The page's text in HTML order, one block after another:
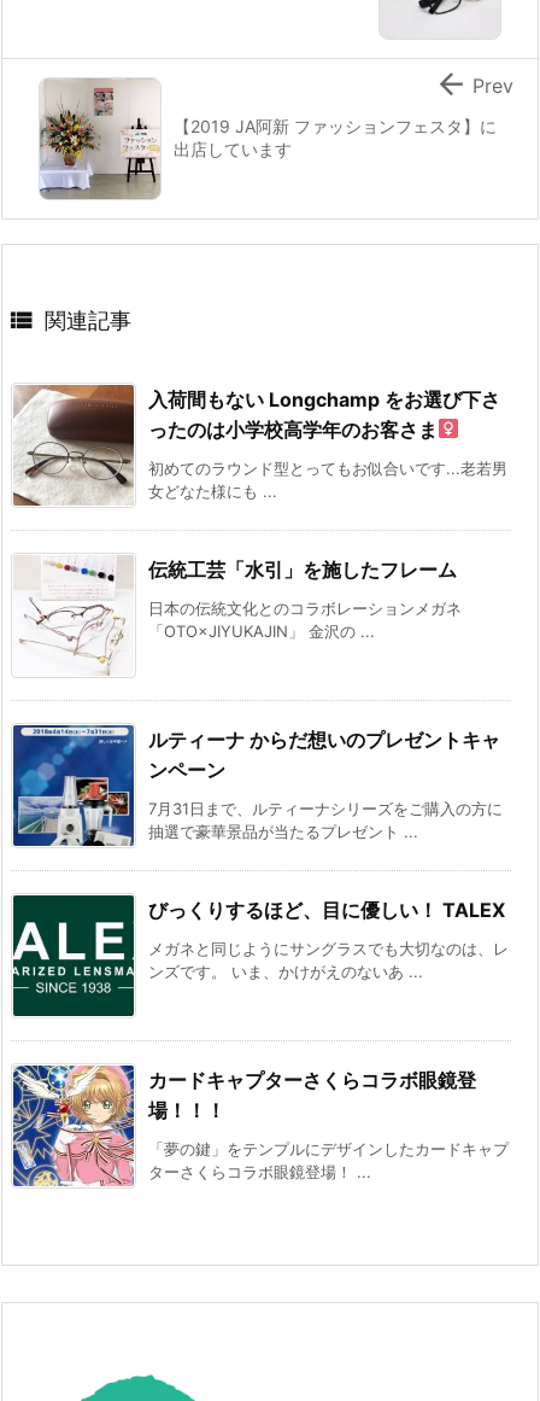
【2019 JA阿新 ファッションフェスタ】に
出店しています
 Prev
 関連記事
入荷間もない Longchamp をお選び下さ
ったのは小学校高学年のお客さま‍
初めてのラウンド型とってもお似合いです️...老若男
女どなた様にも ...
伝統工芸「水引」を施したフレーム
日本の伝統文化とのコラボレーションメガネ
「OTO×JIYUKAJIN」 金沢の ...
ルティーナ からだ想いのプレゼントキャ
ンペーン
7月31日まで、ルティーナシリーズをご購入の方に
抽選で豪華景品が当たるプレゼント ...
びっくりするほど、目に優しい！ TALEX
メガネと同じようにサングラスでも大切なのは、レ
ンズです。 いま、かけがえのないあ ...
カードキャプターさくらコラボ眼鏡登
場！！！
「夢の鍵」をテンプルにデザインしたカードキャプ
ターさくらコラボ眼鏡登場！ ...